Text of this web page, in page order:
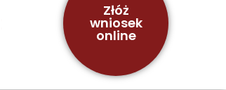
Złóż
wniosek
online